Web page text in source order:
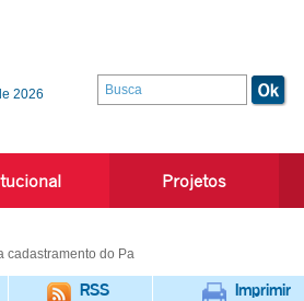
2026
Projetos
cadastramento do Pa
RSS Imprimir